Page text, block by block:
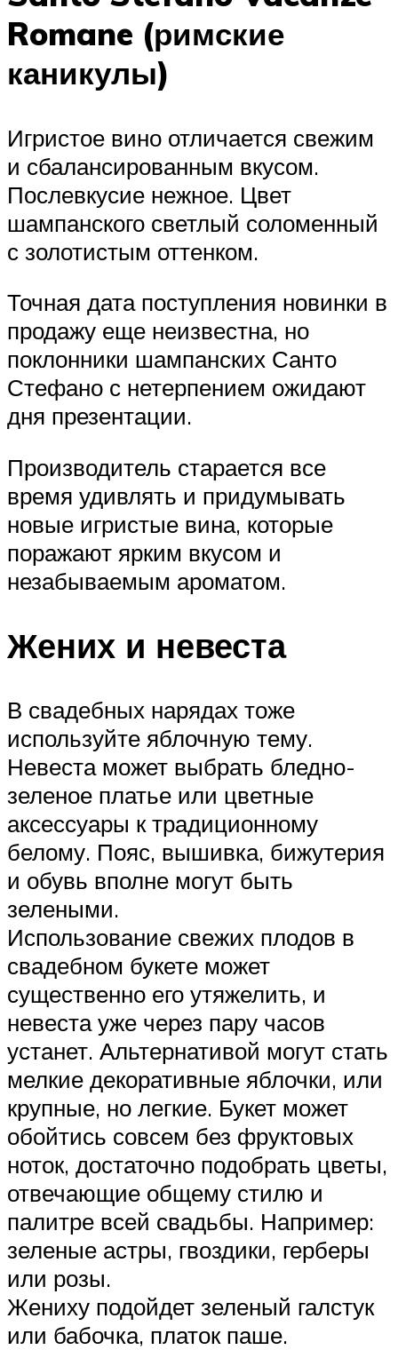
Romane (римские
каникулы)
Игристое вино отличается свежим
и сбалансированным вкусом.
Послевкусие нежное. Цвет
шампанского светлый соломенный
с золотистым оттенком.
Точная дата поступления новинки в
продажу еще неизвестна, но
поклонники шампанских Санто
Стефано с нетерпением ожидают
дня презентации.
Производитель старается все
время удивлять и придумывать
новые игристые вина, которые
поражают ярким вкусом и
незабываемым ароматом.
Жених и невеста
В свадебных нарядах тоже
используйте яблочную тему.
Невеста может выбрать бледно-
зеленое платье или цветные
аксессуары к традиционному
белому. Пояс, вышивка, бижутерия
и обувь вполне могут быть
зелеными.
Использование свежих плодов в
свадебном букете может
существенно его утяжелить, и
невеста уже через пару часов
устанет. Альтернативой могут стать
мелкие декоративные яблочки, или
крупные, но легкие. Букет может
обойтись совсем без фруктовых
ноток, достаточно подобрать цветы,
отвечающие общему стилю и
палитре всей свадьбы. Например:
зеленые астры, гвоздики, герберы
или розы.
Жениху подойдет зеленый галстук
или бабочка, платок паше.